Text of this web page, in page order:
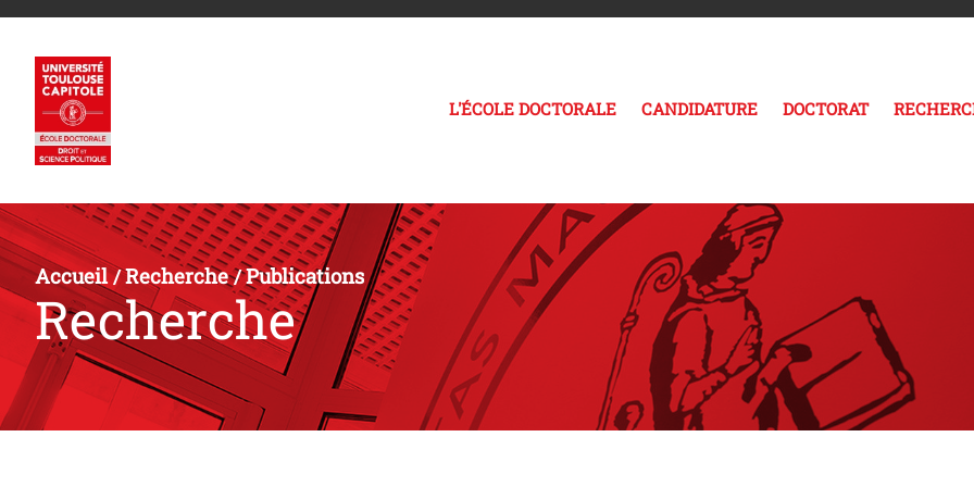
L'ÉCOLE DOCTORALE CANDIDATURE DOCTORAT
Accueil/Recherche/Publications
Recherche